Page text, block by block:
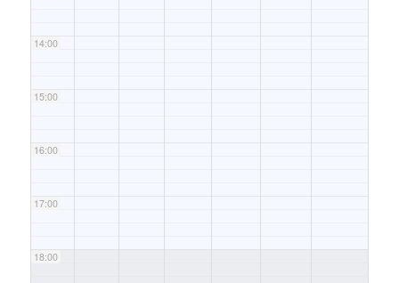
14:00
15:00
16:00
17:00
18:00